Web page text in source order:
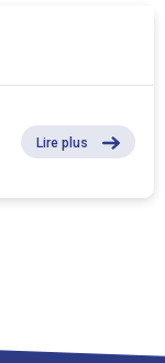
Lire plus